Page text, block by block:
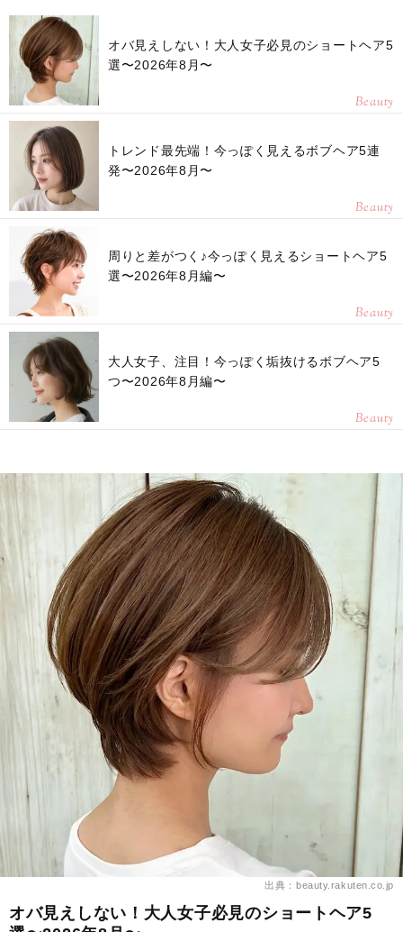
オバ見えしない！大人女子必見のショートヘア5
選〜2026年8月〜
Beauty
トレンド最先端！今っぽく見えるボブヘア5連
発〜2026年8月〜
Beauty
周りと差がつく♪今っぽく見えるショートヘア5
選〜2026年8月編〜
Beauty
大人女子、注目！今っぽく垢抜けるボブヘア5
つ〜2026年8月編〜
Beauty
出典：beauty.rakuten.co.jp
オバ見えしない！大人女子必見のショートヘア5